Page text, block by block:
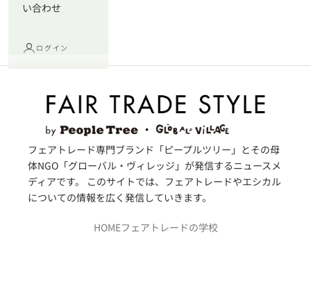
い合わせ
ログイン
フェアトレード専門ブランド「ピープルツリー」とその母
体NGO「グローバル・ヴィレッジ」が発信するニュースメ
ディアです。 このサイトでは、フェアトレードやエシカル
についての情報を広く発信していきます。
HOMEフェアトレードの学校